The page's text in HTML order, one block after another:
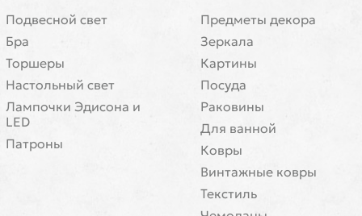
Подвесной свет
Бра
Торшеры
Настольный свет
Лампочки Эдисона и
LED
Патроны
Предметы декора
Зеркала
Картины
Посуда
Раковины
Для ванной
Ковры
Винтажные ковры
Текстиль